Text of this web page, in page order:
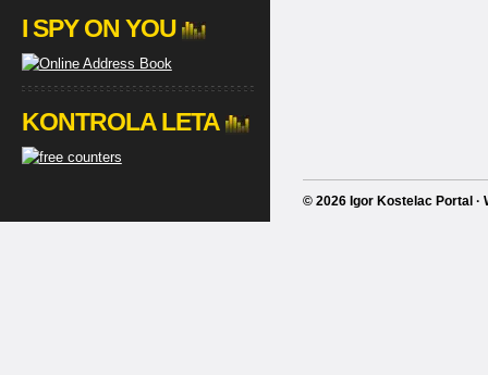
I SPY ON YOU
KONTROLA LETA
© 2026 Igor Kostelac Portal